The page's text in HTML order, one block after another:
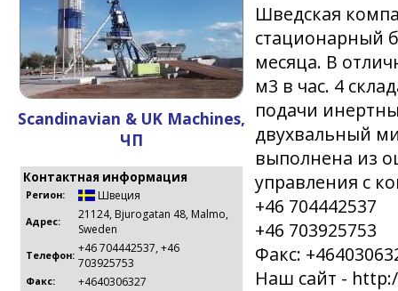
Scandinavian & UK Machines,
ЧП
Контактная информация
Регион: Швеция
Адрес:
21124, Bjurogatan 48, Malmo,
Sweden
Телефон: +46 704442537, +46
703925753
Факс: +4640306327
Шведская
стационарный
месяца. В
м3 в час. 4
подачи
двухвальный
выполнена из
управления с
+46 704442537
+46 703925753
Факс:
Наш сайт -